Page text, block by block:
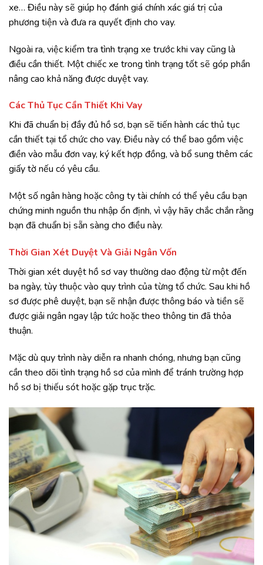
xe… Điều này sẽ giúp họ đánh giá chính xác giá trị của
phương tiện và đưa ra quyết định cho vay.
Ngoài ra, việc kiểm tra tình trạng xe trước khi vay cũng là
điều cần thiết. Một chiếc xe trong tình trạng tốt sẽ góp phần
nâng cao khả năng được duyệt vay.
Các Thủ Tục Cần Thiết Khi Vay
Khi đã chuẩn bị đầy đủ hồ sơ, bạn sẽ tiến hành các thủ tục
cần thiết tại tổ chức cho vay. Điều này có thể bao gồm việc
điền vào mẫu đơn vay, ký kết hợp đồng, và bổ sung thêm các
giấy tờ nếu có yêu cầu.
Một số ngân hàng hoặc công ty tài chính có thể yêu cầu bạn
chứng minh nguồn thu nhập ổn định, vì vậy hãy chắc chắn rằng
bạn đã chuẩn bị sẵn sàng cho điều này.
Thời Gian Xét Duyệt Và Giải Ngân Vốn
Thời gian xét duyệt hồ sơ vay thường dao động từ một đến
ba ngày, tùy thuộc vào quy trình của từng tổ chức. Sau khi hồ
sơ được phê duyệt, bạn sẽ nhận được thông báo và tiền sẽ
được giải ngân ngay lập tức hoặc theo thông tin đã thỏa
thuận.
Mặc dù quy trình này diễn ra nhanh chóng, nhưng bạn cũng
cần theo dõi tình trạng hồ sơ của mình để tránh trường hợp
hồ sơ bị thiếu sót hoặc gặp trục trặc.